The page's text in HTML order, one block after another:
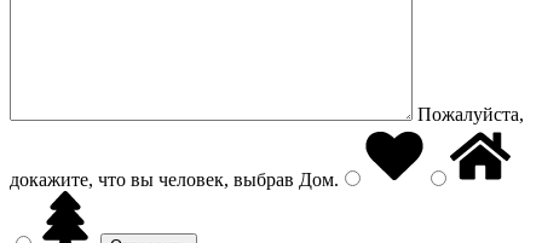
Пожалуйста,
докажите, что вы человек, выбрав Дом.